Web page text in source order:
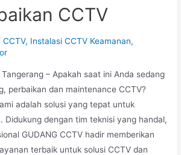
CCTV
CCTV, Instalasi CCTV Keamanan,
– Apakah saat ini Anda sedang
perbaikan dan maintenance CCTV?
adalah solusi yang tepat untuk
Didukung dengan tim teknisi yang handal,
GUDANG CCTV hadir memberikan
terbaik untuk solusi CCTV dan